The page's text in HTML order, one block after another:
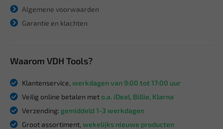
Algemene voorwaarden
Garantie en klachten
Waarom VDH Tools?
Klantenservice, werkdagen van 9:00 tot 17:00 uur
Veilig online betalen meto.a. iDeal, Billie, Klarna
Verzending: gemiddeld 1-3 werkdagen
Groot assortiment, wekelijks nieuwe producten